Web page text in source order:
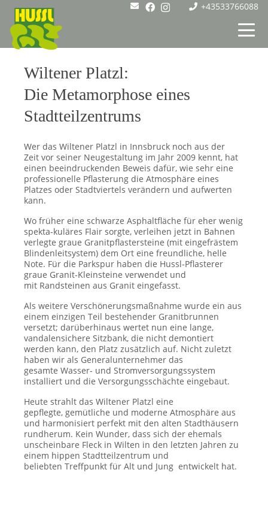
+43533766088
Wiltener Platzl:
Die Metamorphose eines
Stadtteilzentrums
Wer das Wiltener Platzl in Innsbruck noch aus der
Zeit vor seiner Neugestaltung im Jahr 2009 kennt, hat
einen beeindruckenden Beweis dafür, wie sehr eine
professionelle Pflasterung die Atmosphäre eines
Platzes oder Stadtviertels verändern und aufwerten
kann.
Wo früher eine schwarze Asphaltfläche für eher wenig
spekta-kuläres Flair sorgte, verleihen jetzt in Bahnen
verlegte graue Granitpflastersteine (mit eingefrästem
Blindenleitsystem) dem Ort eine freundliche, helle
Note. Für die Parkspur haben die Hussl-Pflasterer
graue Granit-Kleinsteine verwendet und
mit Randsteinen aus Granit eingefasst.
Als weitere Verschönerungsmaßnahme wurde ein aus
einem einzigen Teil bestehender Granitbrunnen
versetzt; darüberhinaus wertet nun eine lange,
vandalensichere Sitzbank, die nicht demontiert
werden kann, den Platz zusätzlich auf. Nicht zuletzt
haben wir als Generalunternehmer das
gesamte Wasser- und Stromversorgungssystem
installiert und die Versorgungsschächte eingebaut.
Heute strahlt das Wiltener Platzl eine
gepflegte, gemütliche und moderne Atmosphäre aus
und harmonisiert perfekt mit den alten Stadthäusern
rundherum. Kein Wunder, dass sich der ehemals
unscheinbare Fleck in Wilten in den letzten Jahren zu
einem hippen Stadtteilzentrum und
beliebten Treffpunkt für Alt und Jung entwickelt hat.